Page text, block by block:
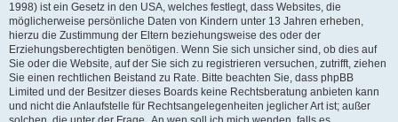
1998) ist ein Gesetz in den USA, welches festlegt, dass Websites, die
möglicherweise persönliche Daten von Kindern unter 13 Jahren erheben,
hierzu die Zustimmung der Eltern beziehungsweise des oder der
Erziehungsberechtigten benötigen. Wenn Sie sich unsicher sind, ob dies auf
Sie oder die Website, auf der Sie sich zu registrieren versuchen, zutrifft, ziehen
Sie einen rechtlichen Beistand zu Rate. Bitte beachten Sie, dass phpBB
Limited und der Besitzer dieses Boards keine Rechtsberatung anbieten kann
und nicht die Anlaufstelle für Rechtsangelegenheiten jeglicher Art ist; außer